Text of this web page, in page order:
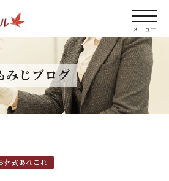
みじブログ
葬式あれこれ